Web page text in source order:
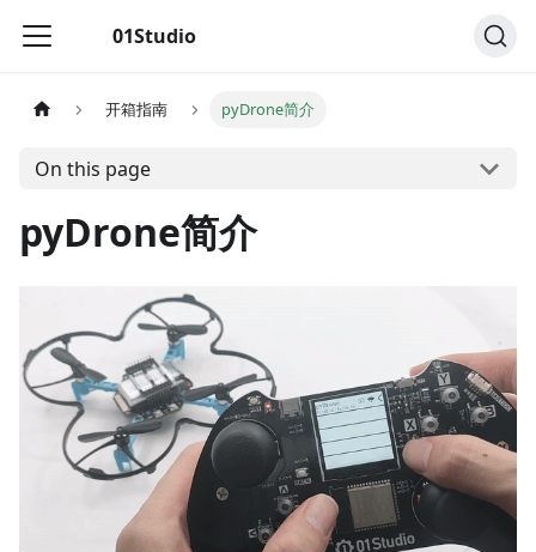
01Studio
开箱指南 pyDrone简介
On this page
pyDrone简介